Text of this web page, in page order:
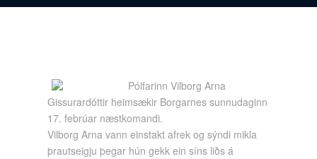
Pólfarinn Vilborg Arna
Gissurardóttir heimsækir Borgarnes sunnudaginn
17. febrúar næstkomandi.
Vilborg Arna vann einstakt afrek og sýndi mikla
þrautseigju þegar hún gekk ein síns liðs á